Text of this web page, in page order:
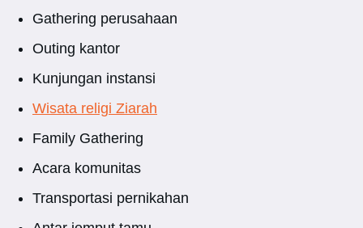
Gathering perusahaan
Outing kantor
Kunjungan instansi
Wisata religi Ziarah
Family Gathering
Acara komunitas
Transportasi pernikahan